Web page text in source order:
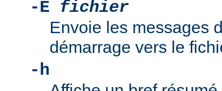
-E fichier
Envoie les messages
démarrage vers le
-h